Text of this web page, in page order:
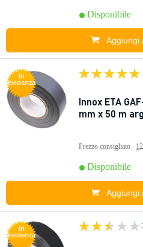
Disponibile
Aggiungi
In
evidenza
Innox ETA
mm x 50 m
Prezzo consigliato
Disponibile
Aggiungi
In
evidenza